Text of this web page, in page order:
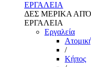
ΕΡΓΑΛΕΙΑ
ΔΕΣ ΜΕΡΙΚΑ
ΕΡΓΑΛΕΙΑ
Εργαλεία
/
Kήπος